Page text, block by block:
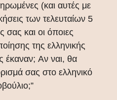
(και αυτές με
των τελευταίων 5
και οι όποιες
της ελληνικής
έκαναν; Aν ναι, θα
σας στο ελληνικό